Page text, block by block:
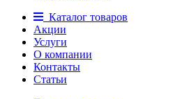
Каталог товаров
Акции
Услуги
О компании
Контакты
Статьи